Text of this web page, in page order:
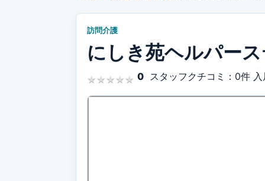
訪問介護
にしき苑ヘルパー
★ ★ ★ ★ ★
★ ★ ★ ★ ★ 0 スタッフクチコミ：0件